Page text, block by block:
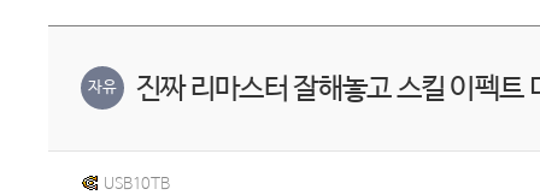
자유 진짜 리마스터 잘해놓고 스킬 이펙트
USB10TB